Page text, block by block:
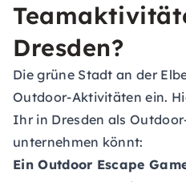
Dresden?
Die grüne Stadt an der
Outdoor-Aktivitäten ein.
Ihr in Dresden als
unternehmen könnt:
Ein Outdoor Escape